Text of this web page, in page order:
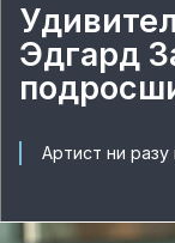
Эдгард
Артист ни